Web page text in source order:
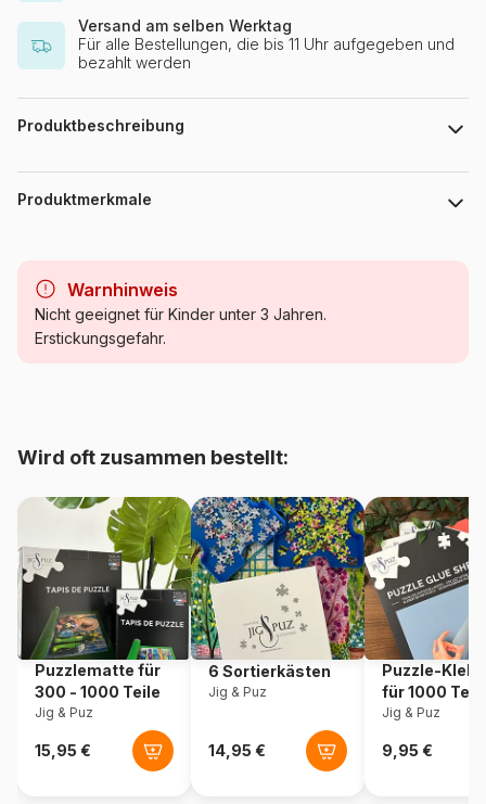
Versand am selben Werktag
Für alle Bestellungen, die bis 11 Uhr aufgegeben und
bezahlt werden
Produktbeschreibung
Puzzle 2000 Teile Puzzlefläche : 68 x 92 cm
Produktmerkmale
Kategorie Puzzle - Kunst
Artikelnummer Castorland-200276
EAN 5904438200276
Teileanzahl 2000 Teile
Maße 92 x 68 cm
Material
Warnhinweis
Nicht geeignet für Kinder unter 3 Jahren.
Erstickungsgefahr.
Wird oft zusammen bestellt:
Puzzlematte für
300 - 1000 Teile
Jig & Puz
6 Sortierkästen
Jig & Puz
Puzzle-
für 1000
Jig & Puz